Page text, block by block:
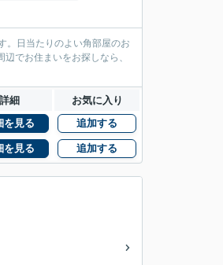
。日当たりのよい角部屋のお
でお住まいをお探しなら、
詳細 お気に入り
を見る 追加する
を見る 追加する